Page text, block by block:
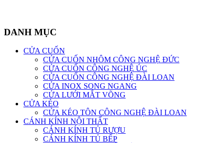
DANH MỤC
CỬA CUỐN
CỬA CUỐN NHÔM CÔNG NGHỆ ĐỨC
CỬA CUỐN CÔNG NGHỆ ÚC
CỬA CUỐN CÔNG NGHỆ ĐÀI LOAN
CỬA INOX SONG NGANG
CỬA LƯỚI MẮT VÕNG
CỬA KÉO
CỬA KÉO TÔN CÔNG NGHỆ ĐÀI LOAN
CÁNH KÍNH NỘI THẤT
CÁNH KÍNH TỦ RƯỢU
CÁNH KÍNH TỦ BẾP